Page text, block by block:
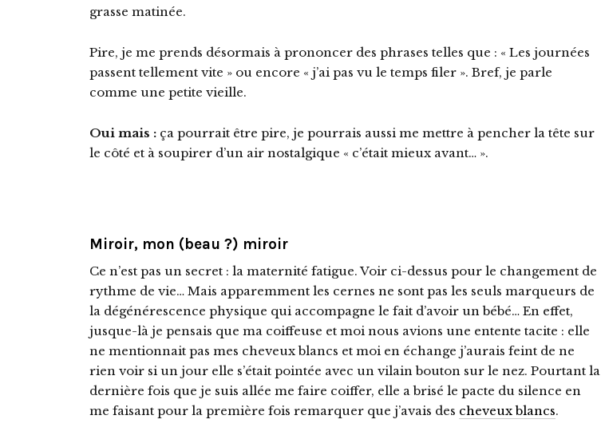
grasse matinée.
Pire, je me prends désormais à prononcer des phrases telles que : « Les journées
passent tellement vite » ou encore « j’ai pas vu le temps filer ». Bref, je parle
comme une petite vieille.
Oui mais : ça pourrait être pire, je pourrais aussi me mettre à pencher la tête sur
le côté et à soupirer d’un air nostalgique « c’était mieux avant… ».
Miroir, mon (beau ?) miroir
Ce n’est pas un secret : la maternité fatigue. Voir ci-dessus pour le changement de
rythme de vie… Mais apparemment les cernes ne sont pas les seuls marqueurs de
la dégénérescence physique qui accompagne le fait d’avoir un bébé… En effet,
jusque-là je pensais que ma coiffeuse et moi nous avions une entente tacite : elle
ne mentionnait pas mes cheveux blancs et moi en échange j’aurais feint de ne
rien voir si un jour elle s’était pointée avec un vilain bouton sur le nez. Pourtant la
dernière fois que je suis allée me faire coiffer, elle a brisé le pacte du silence en
me faisant pour la première fois remarquer que j’avais des cheveux blancs.